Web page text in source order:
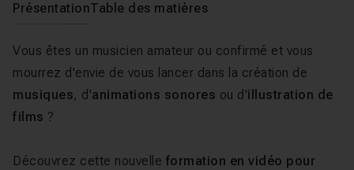
PrésentationTable des matières
Vous êtes un musicien amateur ou confirmé et vous
mourrez d'envie de vous lancer dans la création de
musiques, d'animations sonores ou d'illustration de
films ?
Découvrez cette nouvelle formation en vidéo pour